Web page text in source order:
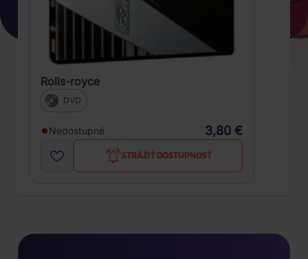
Rolls-royce
DVD
Nedostupné 3,80 €
STRÁŽIŤ DOSTUPNOSŤ